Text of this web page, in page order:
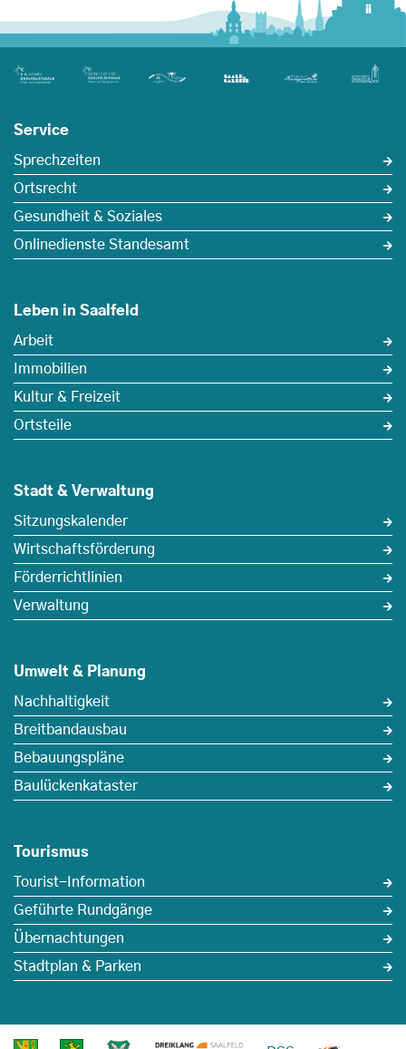
Service
Sprechzeiten
Ortsrecht
Gesundheit & Soziales
Onlinedienste Standesamt
Leben in Saalfeld
Arbeit
Immobilien
Kultur & Freizeit
Ortsteile
Stadt & Verwaltung
Sitzungskalender
Wirtschaftsförderung
Förderrichtlinien
Verwaltung
Umwelt & Planung
Nachhaltigkeit
Breitbandausbau
Bebauungspläne
Baulückenkataster
Tourismus
Tourist-Information
Geführte Rundgänge
Übernachtungen
Stadtplan & Parken